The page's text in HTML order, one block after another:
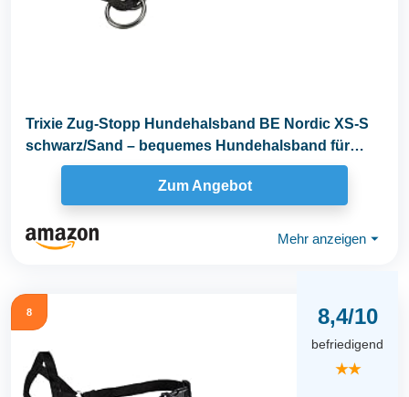
Trixie Zug-Stopp Hundehalsband BE Nordic XS-S
schwarz/Sand – bequemes Hundehalsband für
sehr...
Zum Angebot
Mehr anzeigen ⏷
8 8,4/10
befriedigend
★★